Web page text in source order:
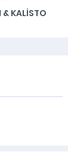
& KALISTO